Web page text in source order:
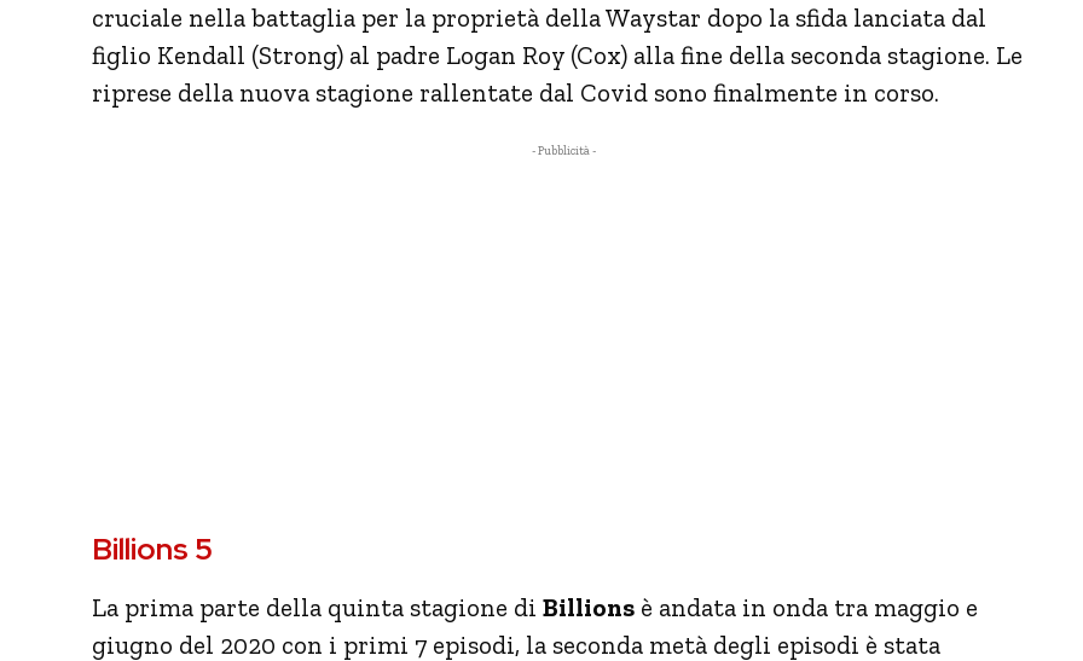
cruciale nella battaglia per la proprietà della Waystar dopo la sfida lanciata dal
figlio Kendall (Strong) al padre Logan Roy (Cox) alla fine della seconda stagione. Le
riprese della nuova stagione rallentate dal Covid sono finalmente in corso.
- Pubblicità -
Billions 5
La prima parte della quinta stagione di Billions è andata in onda tra maggio e
giugno del 2020 con i primi 7 episodi, la seconda metà degli episodi è stata